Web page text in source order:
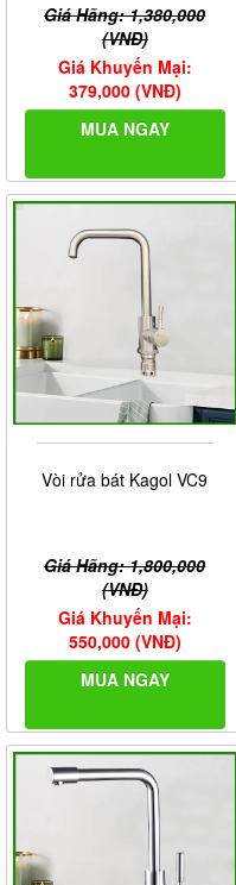
Giá Hãng: 1,380,000
(VNĐ)
Giá Khuyến Mại:
379,000 (VNĐ)
MUA NGAY
Vòi rửa bát Kagol VC9
Giá Hãng: 1,800,000
(VNĐ)
Giá Khuyến Mại:
550,000 (VNĐ)
MUA NGAY